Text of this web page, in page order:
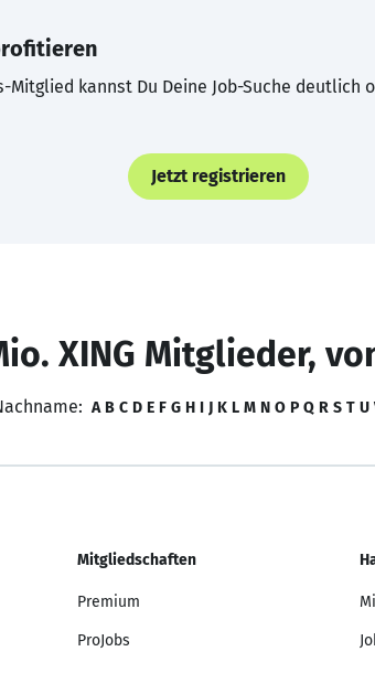
Mitglied kannst Du Deine Job-Suche deutlich
Jetzt registrieren
XING Mitglieder,
A B C D E F G H I J K L M N O P Q R S T U
Mitgliedschaften
Premium
ProJobs